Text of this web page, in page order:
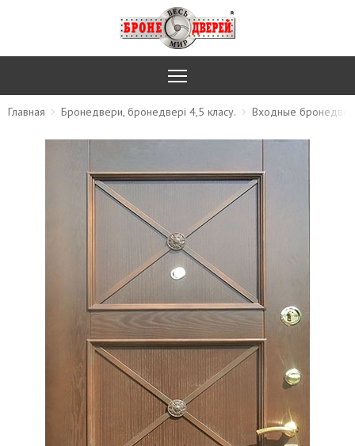
Главная Бронедвери, бронедвері 4,5 класу. Входные